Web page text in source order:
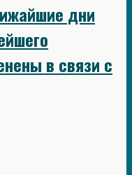
дни
в связи с